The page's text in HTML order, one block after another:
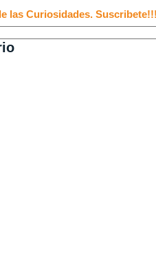
las Curiosidades.